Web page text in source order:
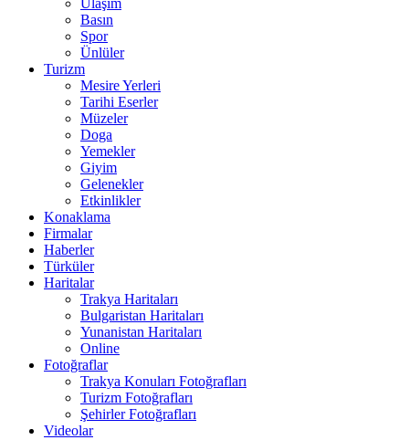
Basın
Spor
Ünlüler
Turizm
Mesire Yerleri
Tarihi Eserler
Müzeler
Doga
Yemekler
Giyim
Gelenekler
Etkinlikler
Konaklama
Firmalar
Haberler
Türküler
Haritalar
Trakya Haritaları
Bulgaristan Haritaları
Yunanistan Haritaları
Online
Fotoğraflar
Trakya Konuları Fotoğrafları
Turizm Fotoğrafları
Şehirler Fotoğrafları
Videolar